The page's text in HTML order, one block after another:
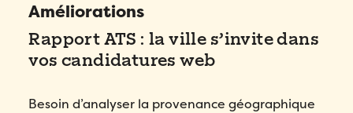
Améliorations
Rapport ATS : la ville s’invite dans
vos candidatures web
Besoin d’analyser la provenance géographique